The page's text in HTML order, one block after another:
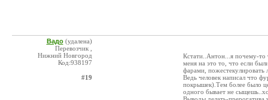
Вадо (удалена)
Перевозчик ,
Нижний Новгород
Код:938197
#19
Кстати..Антон...я почему-то
меня на это то, что если
фарами, пожестекулировать
Ведь человек написал что
покрышек).Тем более было
одного бывает не